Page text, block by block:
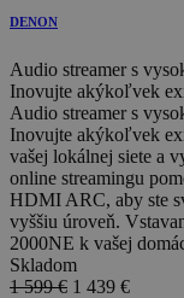
DENON
Audio streamer s
Inovujte akýkoľvek
Audio streamer s
Inovujte akýkoľvek
vašej lokálnej siete a
online streamingu
HDMI ARC, aby ste
vyššiu úroveň.
2000NE k vašej
Skladom
1 599 € 1 439 €